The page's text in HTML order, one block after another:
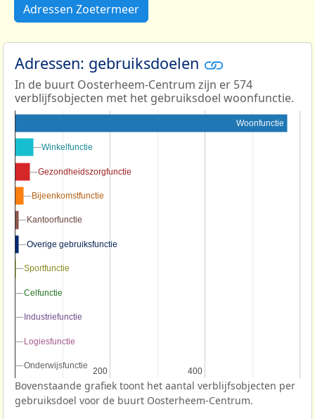
Adressen Zoetermeer
Adressen: gebruiksdoelen
In de buurt Oosterheem-Centrum zijn er 574
verblijfsobjecten met het gebruiksdoel woonfunctie.
200
200 400
400
Woonfunctie
Winkelfunctie
Winkelfunctie
Gezondheidszorgfunctie
Gezondheidszorgfunctie
Bijeenkomstfunctie
Bijeenkomstfunctie
Kantoorfunctie
Kantoorfunctie
Overige gebruiksfunctie
Overige gebruiksfunctie
Sportfunctie
Sportfunctie
Celfunctie
Celfunctie
Industriefunctie
Industriefunctie
Logiesfunctie
Logiesfunctie
Onderwijsfunctie
Onderwijsfunctie
Bovenstaande grafiek toont het aantal verblijfsobjecten per
gebruiksdoel voor de buurt Oosterheem-Centrum.